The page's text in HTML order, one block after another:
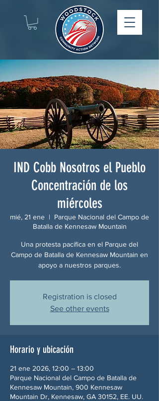
IND Cobb Nosotros el Pueblo
Concentración de los
miércoles
mié, 21 ene
  |
Parque Nacional del Campo de
Batalla de Kennesaw Mountain
Una protesta pacífica en el Parque del
Campo de Batalla de Kennesaw Mountain en
apoyo a nuestros parques.
Registration is closed
See other events
Horario y ubicación
21 ene 2026, 12:00 – 13:00
Parque Nacional del Campo de Batalla de
Kennesaw Mountain, 900 Kennesaw
Mountain Dr, Kennesaw, GA 30152, EE. UU.